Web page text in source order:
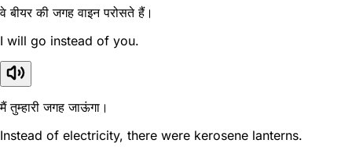
वे बीयर की जगह वाइन परोसते हैं।
I will go instead of you.
मैं तुम्हारी जगह जाऊंगा।
Instead of electricity, there were kerosene lanterns.